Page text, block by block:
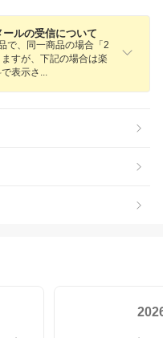
ルの受信について
で、同一商品の場合「2
すが、下記の場合は楽
表示さ